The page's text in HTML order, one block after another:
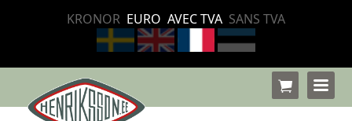
KRONOR EURO AVEC TVA SANS TVA